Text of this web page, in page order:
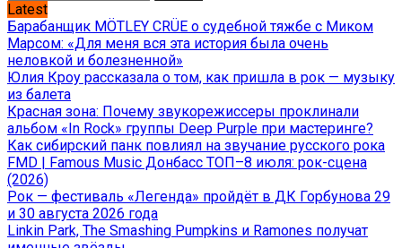
Latest
Барабанщик MÖTLEY CRÜE о судебной тяжбе с Миком
Марсом: «Для меня вся эта история была очень
неловкой и болезненной»
Юлия Кроу рассказала о том, как пришла в рок — музыку
из балета
Красная зона: Почему звукорежиссеры проклинали
альбом «In Rock» группы Deep Purple при мастеринге?
Как сибирский панк повлиял на звучание русского рока
FMD | Famous Music Донбасс ТОП–8 июля: рок-сцена
(2026)
Рок — фестиваль «Легенда» пройдёт в ДК Горбунова 29
и 30 августа 2026 года
Linkin Park, The Smashing Pumpkins и Ramones получат